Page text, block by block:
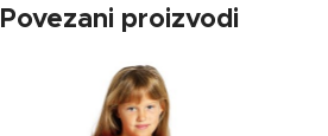
Povezani proizvodi